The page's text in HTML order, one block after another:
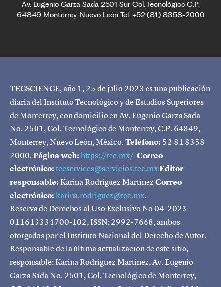
Av. Eugenio Garza Sada 2501 Sur Col. Tecnológico C.P.
64849 Monterrey, Nuevo León Tel. +52 (81) 8358-2000
TECSCIENCE, año 1, 25 de julio 2023 es una publicación
diaria del Instituto Tecnológico y de Estudios Superiores
de Monterrey, con domicilio en Av. Eugenio Garza Sada
No. 2501, Col. Tecnológico de Monterrey, C.P. 64849,
Monterrey, Nuevo León, México.Teléfono: 52 81 8358
2000.Página web:https://tec.mx/ Correo
electrónico:tecservices@servicios.tec.mxEditor
responsable:Karina Rodríguez MartínezCorreo
electrónico:karina.rodriguez@tec.mx.
Reserva de Derechos al Uso Exclusivo No 04-2023-
011613334700-102, ISSN: 2992-7668, ambos
otorgados por el Instituto Nacional del Derecho de Autor.
Responsable de la última actualización de este sitio,
responsable: Karina Rodríguez Martínez, Av. Eugenio
Garza Sada No. 2501, Col. Tecnológico de Monterrey,